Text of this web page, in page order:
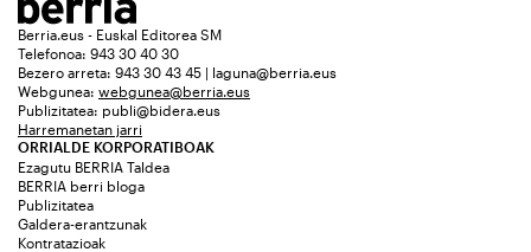
Berria.eus - Euskal Editorea SM
Telefonoa: 943 30 40 30
Bezero arreta: 943 30 43 45 | laguna@berria.eus
Webgunea: webgunea@berria.eus
Publizitatea: publi@bidera.eus
Harremanetan jarri
ORRIALDE KORPORATIBOAK
Ezagutu BERRIA Taldea
BERRIA berri bloga
Publizitatea
Galdera-erantzunak
Kontratazioak